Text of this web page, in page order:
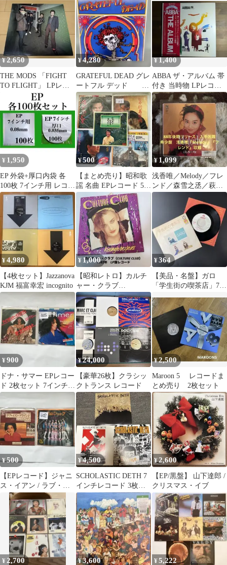
楽名曲⁠
¥2,650
THE MODS 「FIGHT
TO FLIGHT」 LPレコ
¥4,280
GRATEFUL DEAD グレ
ートフル デッド
２枚組ライブレコード
です
¥1,400
ABBA ザ・アルバム 帯
付き 当時物 LPレコー
ド 昭和
¥ 1,950
EP 外袋+厚口内袋 各
100枚 7インチ用 レコー
ド 保護袋 ビニール袋
¥500
【まとめ売り】昭和歌
謡 名曲 EPレコード 5枚
セット 鶴田浩二 フラン
ク永井
¥ 1,099
浅香唯／Melody／フレ
ンド／森雪之丞／萩田
光雄／木根尚登／レコ
ード／美盤
¥4,980
【4枚セット】Jazzanova
KJM 福富幸宏 incognito
¥ 1,000
【昭和レトロ】カルチ
ャー・クラブ
（CULTURE CLUB）
LP盤レコード
¥364
【美品・名盤】ガロ
「学生街の喫茶店」7イ
フォーク
¥900
ドナ・サマー EPレコー
ド 2枚セット 7インチ
アナログ 洋楽 ディスコ
¥24,000
【豪華26枚】クラシッ
クトランス レコード
¥2,500
Maroon 5 レコードま
とめ売り 2枚セット
¥500
【EPレコード】ジャニ
ス・イアン / ラブ・マ
シーン 洋楽7インチ 2枚
セット
¥4,500
SCHOLASTIC DETH 7
インチレコード 3枚セ
ット
¥ 2,600
【EP/黒盤】 山下達郎 /
クリスマス・イブ
¥ 2,700 ¥3,600 ¥5,222